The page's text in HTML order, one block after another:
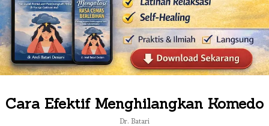
Cara Efektif Menghilangkan Komedo
Dr. Batari